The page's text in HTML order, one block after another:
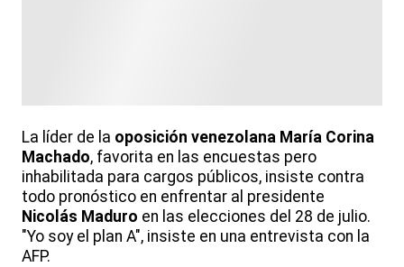
La líder de la oposición venezolana María Corina
Machado, favorita en las encuestas pero
inhabilitada para cargos públicos, insiste contra
todo pronóstico en enfrentar al presidente
Nicolás Maduro en las elecciones del 28 de julio.
"Yo soy el plan A", insiste en una entrevista con la
AFP.